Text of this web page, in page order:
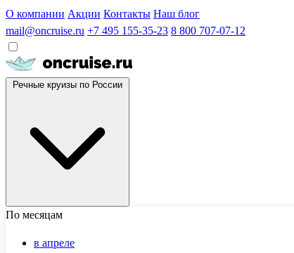
О компании Акции Контакты Наш блог
mail@oncruise.ru +7 495 155-35-23 8 800 707-07-12
По месяцам
в апреле